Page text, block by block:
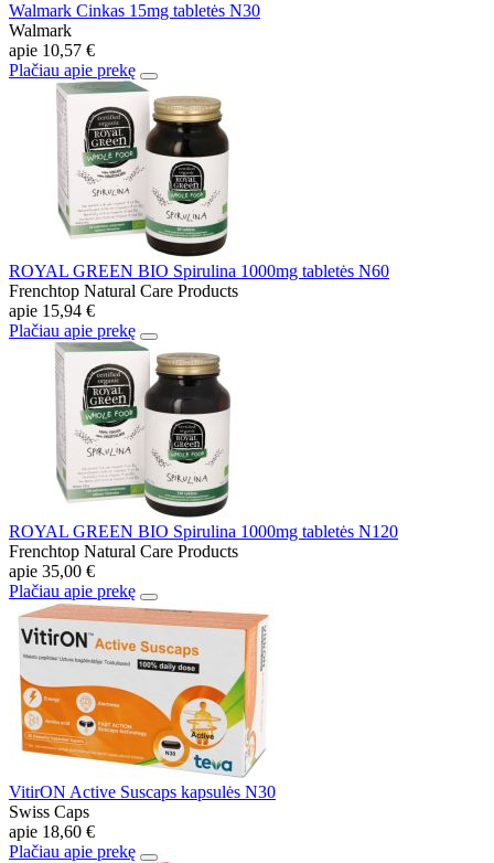
Walmark Cinkas 15mg tabletės N30
Walmark
apie 10,57 €
Plačiau apie prekę
ROYAL GREEN BIO Spirulina 1000mg tabletės N60
Frenchtop Natural Care Products
apie 15,94 €
Plačiau apie prekę
ROYAL GREEN BIO Spirulina 1000mg tabletės N120
Frenchtop Natural Care Products
apie 35,00 €
Plačiau apie prekę
VitirON Active Suscaps kapsulės N30
Swiss Caps
apie 18,60 €
Plačiau apie prekę